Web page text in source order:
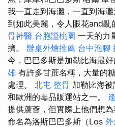
我一直走到海灘，一直到海
到如此美麗，令人眼花and亂
骨神醫 台胞證桃園 一天的力
擠。 辦桌外燴推薦 台中泡腳
今，巴巴多斯是加勒比海最好
雄 有許多甘蔗名稱，大量的
處理。 北屯 整骨 加勒比海
和歐洲的毒品販運站之一。
提供蘆薈，但實際上他們想
命名為洛斯巴巴多斯（Los